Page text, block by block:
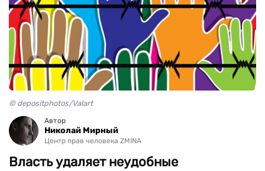
© depositphotos/Valart
Автор
Николай Мирный
Центр прав человека ZMINA
Власть удаляет неудобные